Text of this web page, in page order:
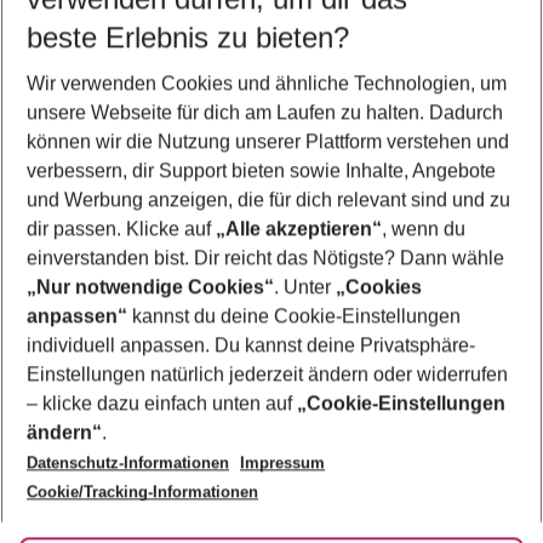
5-8 Nächte
2 Erwachsene Keine Kinder
Mehr Filter anzeigen
Footer
Footer navigation
Über uns
AGB
Bestpreisgarantie
Cookie-Einstellungen ändern
Cookie-Richtlinie
Agenturbetreuung
Barrierefreies Reisen
Folge uns
beste Erlebnis zu bieten?
Wir verwenden Cookies und ähnliche Technologien, um
unsere Webseite für dich am Laufen zu halten. Dadurch
können wir die Nutzung unserer Plattform verstehen und
verbessern, dir Support bieten sowie Inhalte, Angebote
und Werbung anzeigen, die für dich relevant sind und zu
dir passen. Klicke auf „Alle akzeptieren“, wenn du
einverstanden bist. Dir reicht das Nötigste? Dann wähle
„Nur notwendige Cookies“. Unter „Cookies
anpassen“ kannst du deine Cookie-Einstellungen
individuell anpassen. Du kannst deine Privatsphäre-
Einstellungen natürlich jederzeit ändern oder widerrufen
– klicke dazu einfach unten auf „Cookie-Einstellungen
ändern“.
Datenschutz-Informationen
Impressum
Cookie/Tracking-Informationen